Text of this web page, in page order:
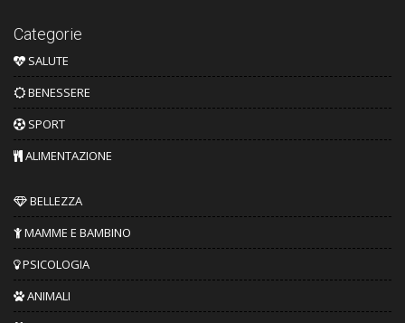
Categorie
SALUTE
BENESSERE
SPORT
ALIMENTAZIONE
BELLEZZA
MAMME E BAMBINO
PSICOLOGIA
ANIMALI